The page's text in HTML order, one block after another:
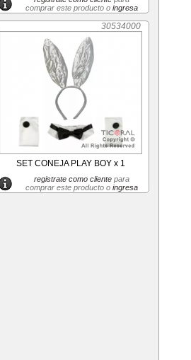
comprar este producto o ingresa
30534000
SET CONEJA PLAY BOY x 1
registrate como clientepara
comprar este producto o ingresa